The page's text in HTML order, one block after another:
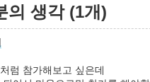
의 생각 (1개)
럼 참가해보고 싶은데